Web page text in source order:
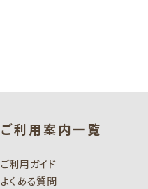
ご利用案内一覧
ご利用ガイド
よくある質問